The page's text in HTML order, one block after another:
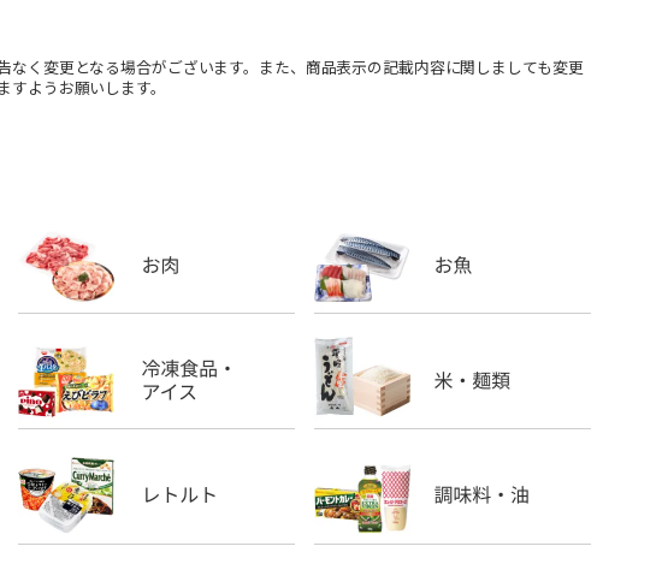
く変更となる場合がございます。また、商品表示の記載内容に関しましても変更
ようお願いします。